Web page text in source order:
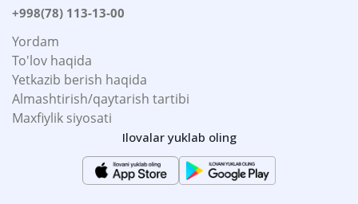
+998(78) 113-13-00
Yordam
To'lov haqida
Yetkazib berish haqida
Almashtirish/qaytarish tartibi
Maxfiylik siyosati
Ilovalar yuklab oling